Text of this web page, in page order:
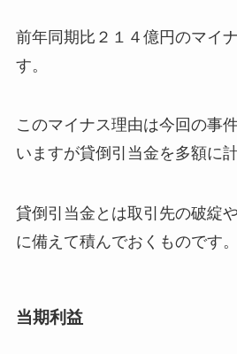
前年同期比２１４億円のマイ
す。
このマイナス理由は今回の事
いますが貸倒引当金を多額に
貸倒引当金とは取引先の破綻
に備えて積んでおくものです。
当期利益